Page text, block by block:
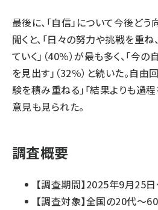
最後に、「自信」について今後どう
聞くと、「日々の努力や挑戦を重
ていく」（40％）が最も多く、「今
を見出す」（32％）と続いた。自由
験を積み重ねる」「結果よりも過
意見も見られた。
調査概要
【調査期間】2025年9月25
【調査対象】全国の20代〜